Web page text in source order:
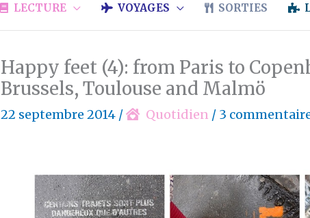
LECTURE VOYAGES SORTIES
Happy feet (4): from Paris to
Brussels, Toulouse and Malmö
22 septembre 2014 / Quotidien / 3